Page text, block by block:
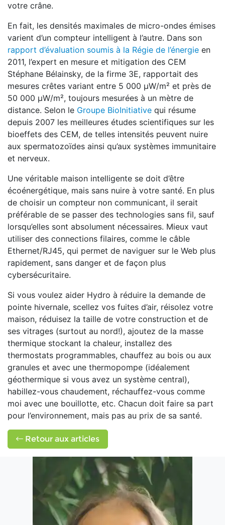
votre crâne.
En fait, les densités maximales de micro-ondes émises
varient d’un compteur intelligent à l’autre. Dans son
rapport d’évaluation soumis à la Régie de l’énergie en
2011, l’expert en mesure et mitigation des CEM
Stéphane Bélainsky, de la firme 3E, rapportait des
mesures crêtes variant entre 5 000 μW/m² et près de
50 000 μW/m², toujours mesurées à un mètre de
distance. Selon le Groupe BioInitiative qui résume
depuis 2007 les meilleures études scientifiques sur les
bioeffets des CEM, de telles intensités peuvent nuire
aux spermatozoïdes ainsi qu’aux systèmes immunitaire
et nerveux.
Une véritable maison intelligente se doit d’être
écoénergétique, mais sans nuire à votre santé. En plus
de choisir un compteur non communicant, il serait
préférable de se passer des technologies sans fil, sauf
lorsqu’elles sont absolument nécessaires. Mieux vaut
utiliser des connections filaires, comme le câble
Ethernet/RJ45, qui permet de naviguer sur le Web plus
rapidement, sans danger et de façon plus
cybersécuritaire.
Si vous voulez aider Hydro à réduire la demande de
pointe hivernale, scellez vos fuites d’air, réisolez votre
maison, réduisez la taille de votre construction et de
ses vitrages (surtout au nord!), ajoutez de la masse
thermique stockant la chaleur, installez des
thermostats programmables, chauffez au bois ou aux
granules et avec une thermopompe (idéalement
géothermique si vous avez un système central),
habillez-vous chaudement, réchauffez-vous comme
moi avec une bouillotte, etc. Chacun doit faire sa part
pour l’environnement, mais pas au prix de sa santé.
Retour aux articles